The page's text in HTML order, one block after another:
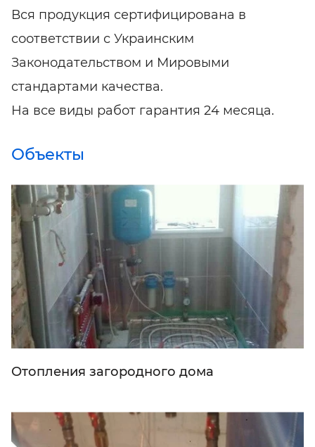
Вся продукция сертифицирована в
соответствии с Украинским
Законодательством и Мировыми
стандартами качества.
На все виды работ гарантия 24 месяца.
Объекты
Отопления загородного дома